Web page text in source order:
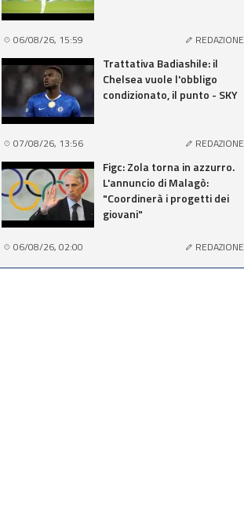
06/08/26, 15:59 REDAZIONE
Trattativa Badiashile: il
Chelsea vuole l'obbligo
condizionato, il punto - SKY
07/08/26, 13:56 REDAZIONE
Figc: Zola torna in azzurro.
L'annuncio di Malagò:
"Coordinerà i progetti dei
giovani"
06/08/26, 02:00 REDAZIONE